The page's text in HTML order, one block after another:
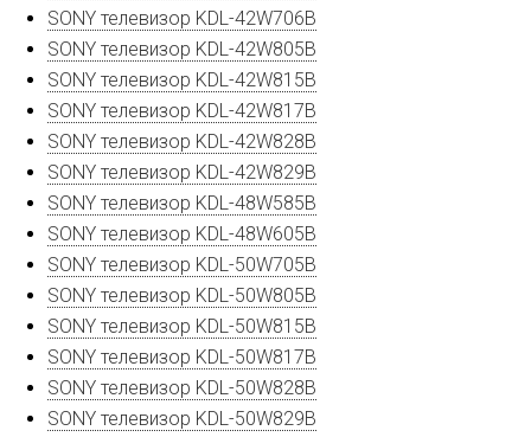
SONY телевизор KDL-42W706B
SONY телевизор KDL-42W805B
SONY телевизор KDL-42W815B
SONY телевизор KDL-42W817B
SONY телевизор KDL-42W828B
SONY телевизор KDL-42W829B
SONY телевизор KDL-48W585B
SONY телевизор KDL-48W605B
SONY телевизор KDL-50W705B
SONY телевизор KDL-50W805B
SONY телевизор KDL-50W815B
SONY телевизор KDL-50W817B
SONY телевизор KDL-50W828B
SONY телевизор KDL-50W829B